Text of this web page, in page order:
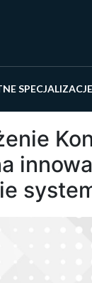
SPECJALIZACJE